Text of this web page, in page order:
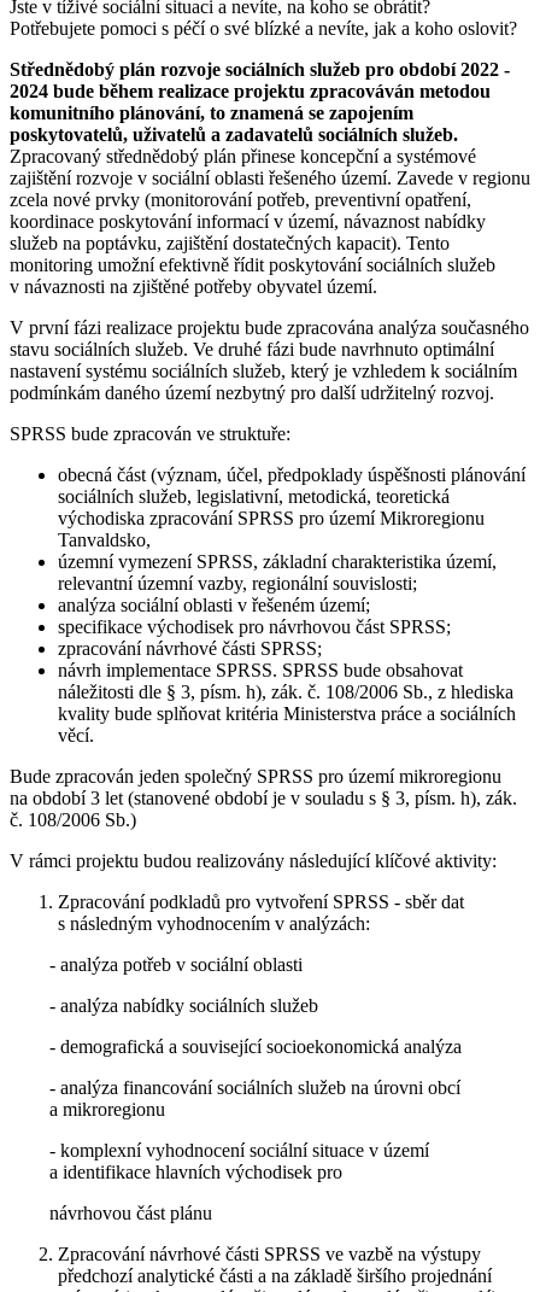
Jste v tíživé sociální situaci a nevíte, na koho se obrátit?
Potřebujete pomoci s péčí o své blízké a nevíte, jak a koho oslovit?
Střednědobý plán rozvoje sociálních služeb pro období 2022 -
2024 bude během realizace projektu zpracováván metodou
komunitního plánování, to znamená se zapojením
poskytovatelů, uživatelů a zadavatelů sociálních služeb.
Zpracovaný střednědobý plán přinese koncepční a systémové
zajištění rozvoje v sociální oblasti řešeného území. Zavede v regionu
zcela nové prvky (monitorování potřeb, preventivní opatření,
koordinace poskytování informací v území, návaznost nabídky
služeb na poptávku, zajištění dostatečných kapacit). Tento
monitoring umožní efektivně řídit poskytování sociálních služeb
v návaznosti na zjištěné potřeby obyvatel území.
V první fázi realizace projektu bude zpracována analýza současného
stavu sociálních služeb. Ve druhé fázi bude navrhnuto optimální
nastavení systému sociálních služeb, který je vzhledem k sociálním
podmínkám daného území nezbytný pro další udržitelný rozvoj.
SPRSS bude zpracován ve struktuře:
obecná část (význam, účel, předpoklady úspěšnosti plánování
sociálních služeb, legislativní, metodická, teoretická
východiska zpracování SPRSS pro území Mikroregionu
Tanvaldsko,
územní vymezení SPRSS, základní charakteristika území,
relevantní územní vazby, regionální souvislosti;
analýza sociální oblasti v řešeném území;
specifikace východisek pro návrhovou část SPRSS;
zpracování návrhové části SPRSS;
návrh implementace SPRSS. SPRSS bude obsahovat
náležitosti dle § 3, písm. h), zák. č. 108/2006 Sb., z hlediska
kvality bude splňovat kritéria Ministerstva práce a sociálních
věcí.
Bude zpracován jeden společný SPRSS pro území mikroregionu
na období 3 let (stanovené období je v souladu s § 3, písm. h), zák.
č. 108/2006 Sb.)
V rámci projektu budou realizovány následující klíčové aktivity:
Zpracování podkladů pro vytvoření SPRSS - sběr dat
s následným vyhodnocením v analýzách:
- analýza potřeb v sociální oblasti
- analýza nabídky sociálních služeb
- demografická a související socioekonomická analýza
- analýza financování sociálních služeb na úrovni obcí
a mikroregionu
- komplexní vyhodnocení sociální situace v území
a identifikace hlavních východisek pro
návrhovou část plánu
Zpracování návrhové části SPRSS ve vazbě na výstupy
předchozí analytické části a na základě širšího projednání